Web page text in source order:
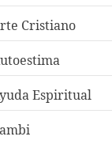
Cristiano
Espiritual